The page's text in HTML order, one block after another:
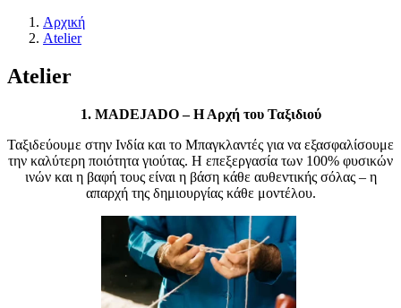
Αρχική
Atelier
Atelier
1. MADEJADO– Η Αρχή του Ταξιδιού
Ταξιδεύουμε στην Ινδία και το Μπαγκλαντές για να εξασφαλίσουμε
την καλύτερη ποιότητα γιούτας. Η επεξεργασία των 100% φυσικών
ινών και η βαφή τους είναι η βάση κάθε αυθεντικής σόλας – η
απαρχή της δημιουργίας κάθε μοντέλου.